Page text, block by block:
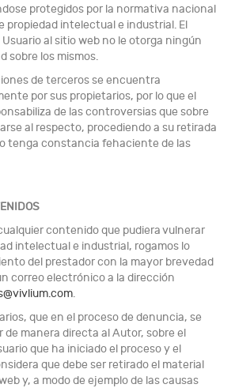
protegidos por la normativa nacional
propiedad intelectual e industrial. El
al sitio web no le otorga ningún
sobre los mismos.
de terceros se encuentra
por sus propietarios, por lo que el
de las controversias que sobre
al respecto, procediendo a su retirada
tenga constancia fehaciente de las
contenido que pudiera vulnerar
intelectual e industrial, rogamos lo
del prestador con la mayor brevedad
correo electrónico a la dirección
.
que en el proceso de denuncia, se
manera directa al Autor, sobre el
que ha iniciado el proceso y el
que debe ser retirado el material
y, a modo de ejemplo de las causas